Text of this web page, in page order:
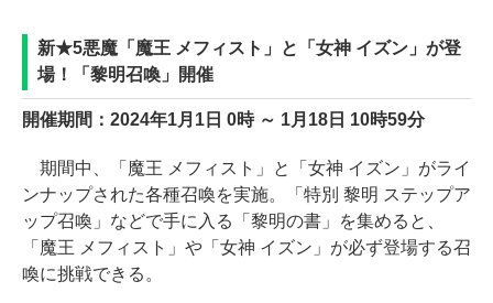
新★5悪魔「魔王 メフィスト」と「女神 イズン」が登
場！「黎明召喚」開催
開催期間：2024年1月1日 0時 ～ 1月18日 10時59分
期間中、「魔王 メフィスト」と「女神 イズン」がライ
ンナップされた各種召喚を実施。「特別 黎明 ステップア
ップ召喚」などで手に入る「黎明の書」を集めると、
「魔王 メフィスト」や「女神 イズン」が必ず登場する召
喚に挑戦できる。